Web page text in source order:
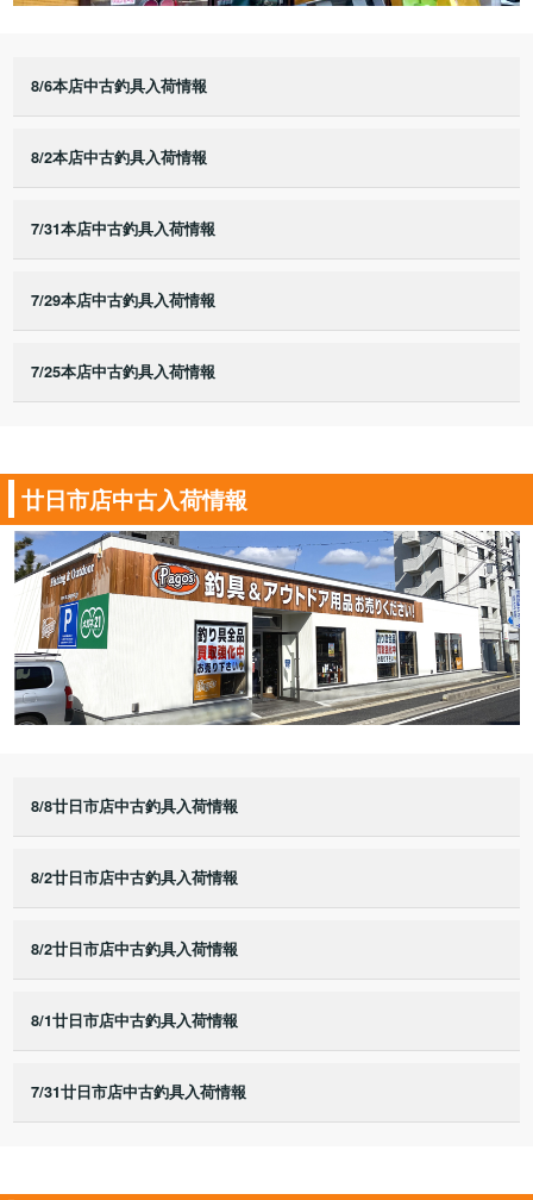
8/6本店中古釣具入荷情報
8/2本店中古釣具入荷情報
7/31本店中古釣具入荷情報
7/29本店中古釣具入荷情報
7/25本店中古釣具入荷情報
廿日市店中古入荷情報
8/8廿日市店中古釣具入荷情報
8/2廿日市店中古釣具入荷情報
8/2廿日市店中古釣具入荷情報
8/1廿日市店中古釣具入荷情報
7/31廿日市店中古釣具入荷情報